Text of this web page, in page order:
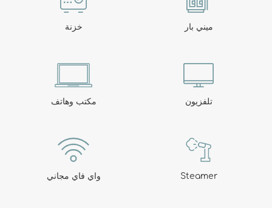
خزنة ميني بار
مكتب وهاتف تلفزيون
واي فاي مجاني Steamer